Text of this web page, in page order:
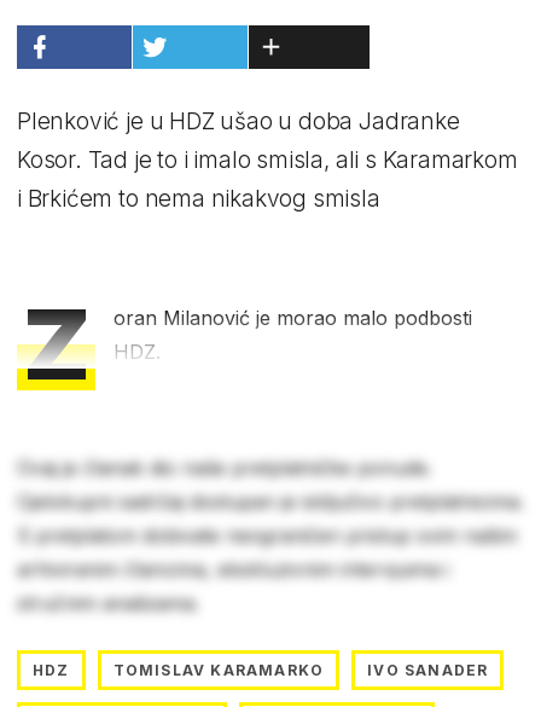
Plenković je u HDZ ušao u doba Jadranke
Kosor. Tad je to i imalo smisla, ali s Karamarkom
i Brkićem to nema nikakvog smisla
Z
oran Milanović je morao malo podbosti
HDZ.
Ovaj je članak dio naše pretplatničke ponude.
Cjelokupni sadržaj dostupan je isključivo pretplatnicima.
S pretplatom dobivate neograničen pristup svim našim
arhiviranim člancima, ekskluzivnim intervjuima i
stručnim analizama.
HDZ TOMISLAV KARAMARKO IVO SANADER